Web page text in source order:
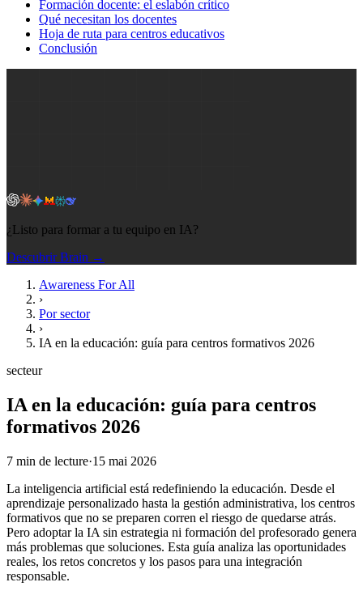
Formación docente: el eslabón crítico
Qué necesitan los docentes
Hoja de ruta para centros educativos
Conclusión
¿Listo para formar a tu equipo en IA?
Descubrir Brain →
Awareness For All
›
Por sector
›
IA en la educación: guía para centros formativos 2026
secteur
IA en la educación: guía para centros
formativos 2026
7 min de lecture·15 mai 2026
La inteligencia artificial está redefiniendo la educación. Desde el
aprendizaje personalizado hasta la gestión administrativa, los centros
formativos que no se preparen corren el riesgo de quedarse atrás.
Pero adoptar la IA sin estrategia ni formación del profesorado genera
más problemas que soluciones. Esta guía analiza las oportunidades
reales, los retos concretos y los pasos para una integración
responsable.